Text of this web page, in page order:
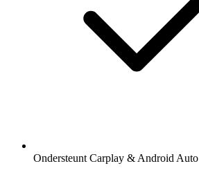
Ondersteunt Carplay & Android Auto